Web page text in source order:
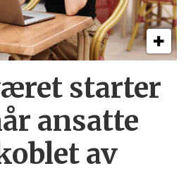
starter
ansatte
av